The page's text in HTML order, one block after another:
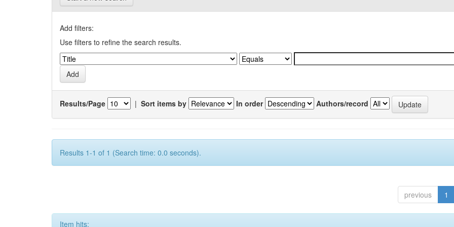
Add filters:
Use filters to refine the search results.
Results/Page | Sort items by In order Authors/record
Results 1-1 of 1 (Search time: 0.0 seconds).
previous 1
Item hits: